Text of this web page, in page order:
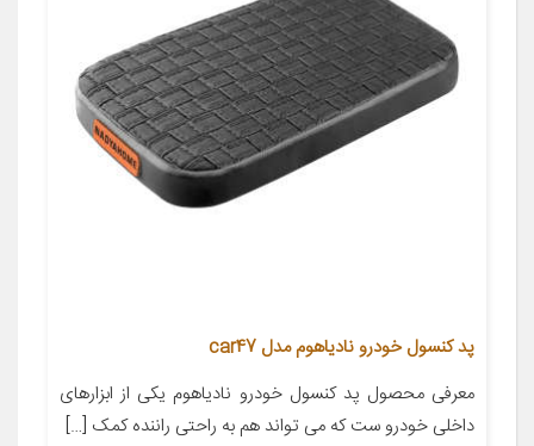
پد کنسول خودرو نادیاهوم مدل car47
معرفی محصول پد کنسول خودرو نادیاهوم یکی از ابزارهای
داخلی خودرو ست که می تواند هم به راحتی راننده کمک […]